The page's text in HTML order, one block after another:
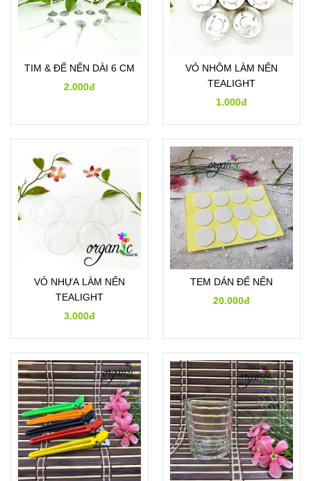
TIM & ĐẾ NẾN DÀI 6 CM
2.000đ
VỎ NHÔM LÀM NẾN
TEALIGHT
1.000đ
VỎ NHỰA LÀM NẾN
TEALIGHT
3.000đ
TEM DÁN ĐẾ NẾN
20.000đ